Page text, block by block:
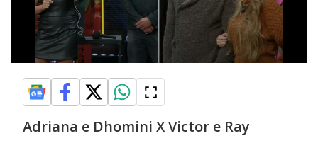
Adriana e Dhomini X Victor e Ray